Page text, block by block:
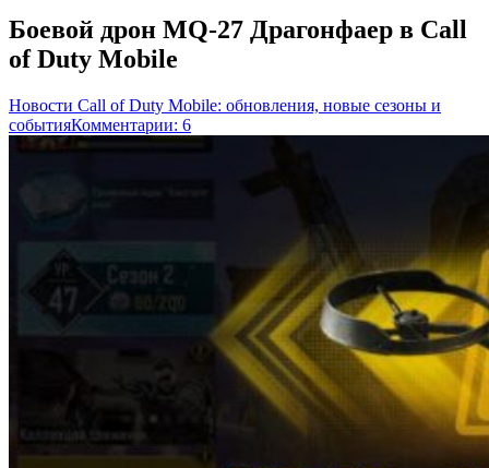
Боевой дрон MQ-27 Драгонфаер в Call
of Duty Mobile
Новости Call of Duty Mobile: обновления, новые сезоны и
событияКомментарии: 6